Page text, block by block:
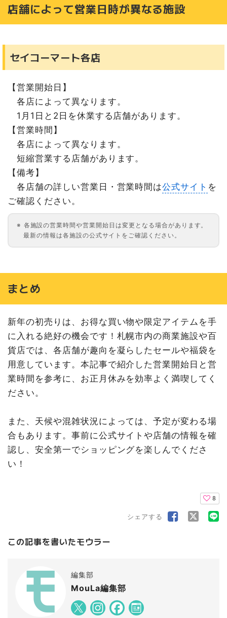
店舗によって営業日時が異なる施設
セイコーマート各店
【営業開始日】
各店によって異なります。
1月1日と2日を休業する店舗があります。
【営業時間】
各店によって異なります。
短縮営業する店舗があります。
【備考】
各店舗の詳しい営業日・営業時間は公式サイト を
ご確認ください。
各施設の営業時間や営業開始日は変更となる場合があります。
最新の情報は各施設の公式サイトをご確認ください。
まとめ
新年の初売りは、お得な買い物や限定アイテムを手
に入れる絶好の機会です！札幌市内の商業施設や百
貨店では、各店舗が趣向を凝らしたセールや福袋を
用意しています。本記事で紹介した営業開始日と営
業時間を参考に、お正月休みを効率よく満喫してく
ださい。
また、天候や混雑状況によっては、予定が変わる場
合もあります。事前に公式サイトや店舗の情報を確
認し、安全第一でショッピングを楽しんでくださ
い！
8
シェアする
この記事を書いたモウラー
編集部
MouLa編集部